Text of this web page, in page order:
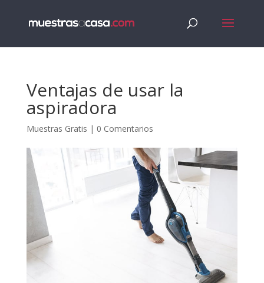
Ventajas de usar la
aspiradora
Muestras Gratis | 0 Comentarios